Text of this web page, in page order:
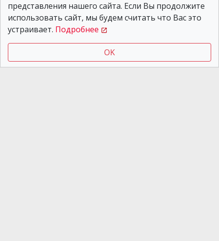
Новости Днепра
07.08.2026 12:49
На Дніпропетровщині у
басейні приватного
будинку потонула
дитина
представления нашего сайта. Если Вы продолжите
использовать сайт, мы будем считать что Вас это
устраивает. Подробнее
OK